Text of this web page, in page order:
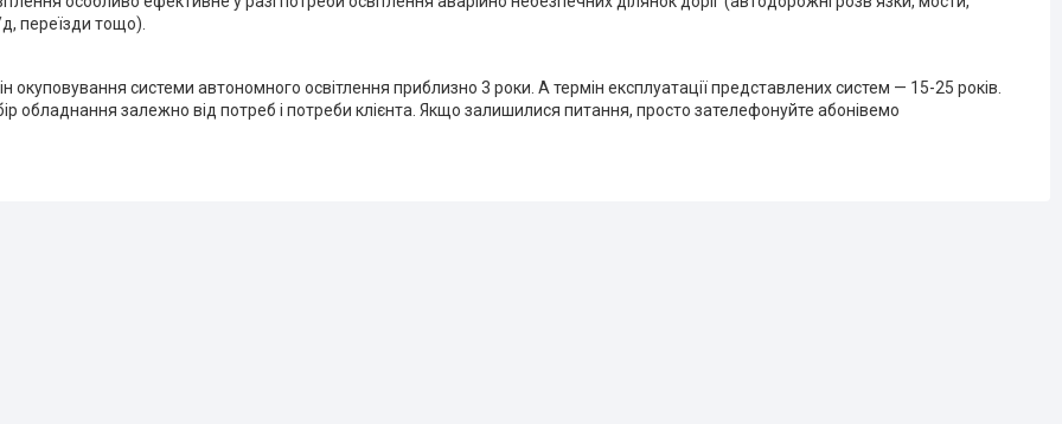
переїзди тощо).
окуповування системи автономного освітлення приблизно 3 роки. А термін експлуатації представлених систем — 15-25 років.
обладнання залежно від потреб і потреби клієнта. Якщо залишилися питання, просто зателефонуйте абонівемо